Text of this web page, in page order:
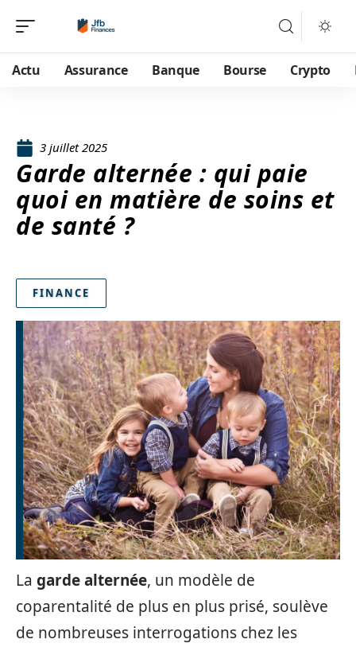
Actu Assurance Banque Bourse Crypto
3 juillet 2025
Garde alternée : qui paie
quoi en matière de soins et
de santé ?
FINANCE
La garde alternée, un modèle de
coparentalité de plus en plus prisé, soulève
de nombreuses interrogations chez les